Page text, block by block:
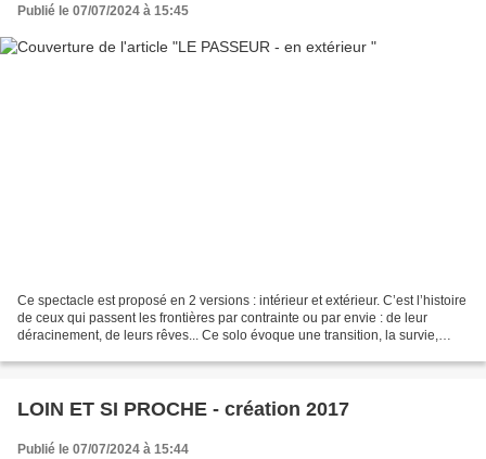
Publié le 07/07/2024 à 15:45
Ce spectacle est proposé en 2 versions : intérieur et extérieur. C’est l’histoire
de ceux qui passent les frontières par contrainte ou par envie : de leur
déracinement, de leurs rêves... Ce solo évoque une transition, la survie,
LOIN ET SI PROCHE - création 2017
Publié le 07/07/2024 à 15:44